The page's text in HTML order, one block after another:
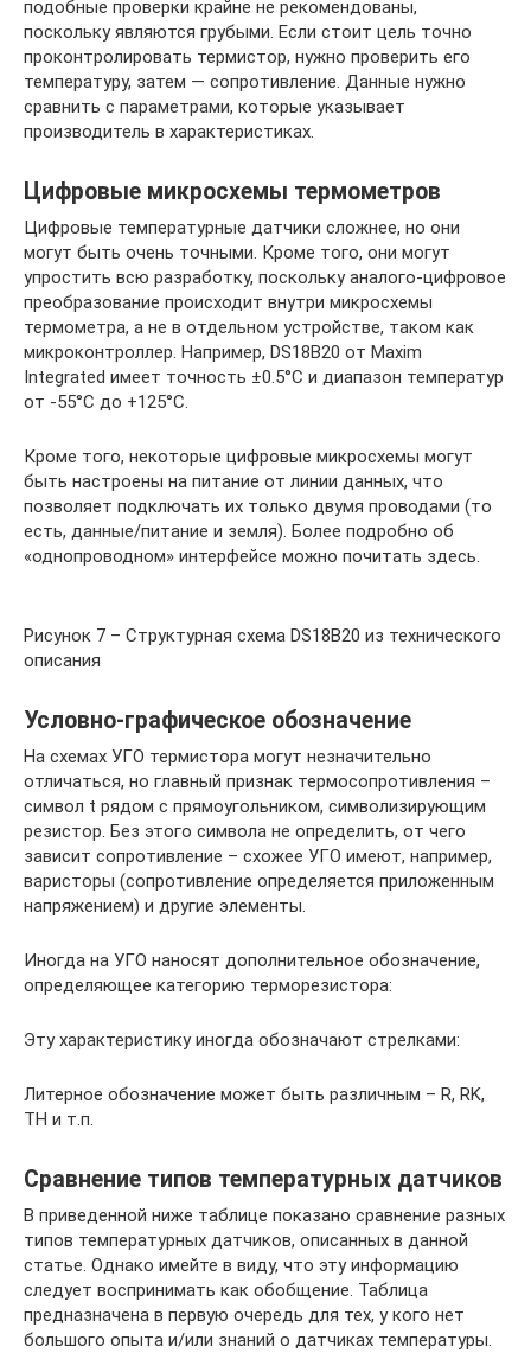
подобные проверки крайне не рекомендованы,
поскольку являются грубыми. Если стоит цель точно
проконтролировать термистор, нужно проверить его
температуру, затем — сопротивление. Данные нужно
сравнить с параметрами, которые указывает
производитель в характеристиках.
Цифровые микросхемы термометров
Цифровые температурные датчики сложнее, но они
могут быть очень точными. Кроме того, они могут
упростить всю разработку, поскольку аналого-цифровое
преобразование происходит внутри микросхемы
термометра, а не в отдельном устройстве, таком как
микроконтроллер. Например, DS18B20 от Maxim
Integrated имеет точность ±0.5°C и диапазон температур
от -55°C до +125°C.
Кроме того, некоторые цифровые микросхемы могут
быть настроены на питание от линии данных, что
позволяет подключать их только двумя проводами (то
есть, данные/питание и земля). Более подробно об
«однопроводном» интерфейсе можно почитать здесь.
Рисунок 7 – Структурная схема DS18B20 из технического
описания
Условно-графическое обозначение
На схемах УГО термистора могут незначительно
отличаться, но главный признак термосопротивления –
символ t рядом с прямоугольником, символизирующим
резистор. Без этого символа не определить, от чего
зависит сопротивление – схожее УГО имеют, например,
варисторы (сопротивление определяется приложенным
напряжением) и другие элементы.
Иногда на УГО наносят дополнительное обозначение,
определяющее категорию терморезистора:
Эту характеристику иногда обозначают стрелками:
Литерное обозначение может быть различным – R, RK,
TH и т.п.
Сравнение типов температурных датчиков
В приведенной ниже таблице показано сравнение разных
типов температурных датчиков, описанных в данной
статье. Однако имейте в виду, что эту информацию
следует воспринимать как обобщение. Таблица
предназначена в первую очередь для тех, у кого нет
большого опыта и/или знаний о датчиках температуры.